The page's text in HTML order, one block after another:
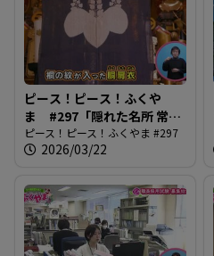
ピース！ピース！ふくや
ま #297「隠れた名所 常国
寺」
ピース！ピース！ふくやま #297
2026/03/22